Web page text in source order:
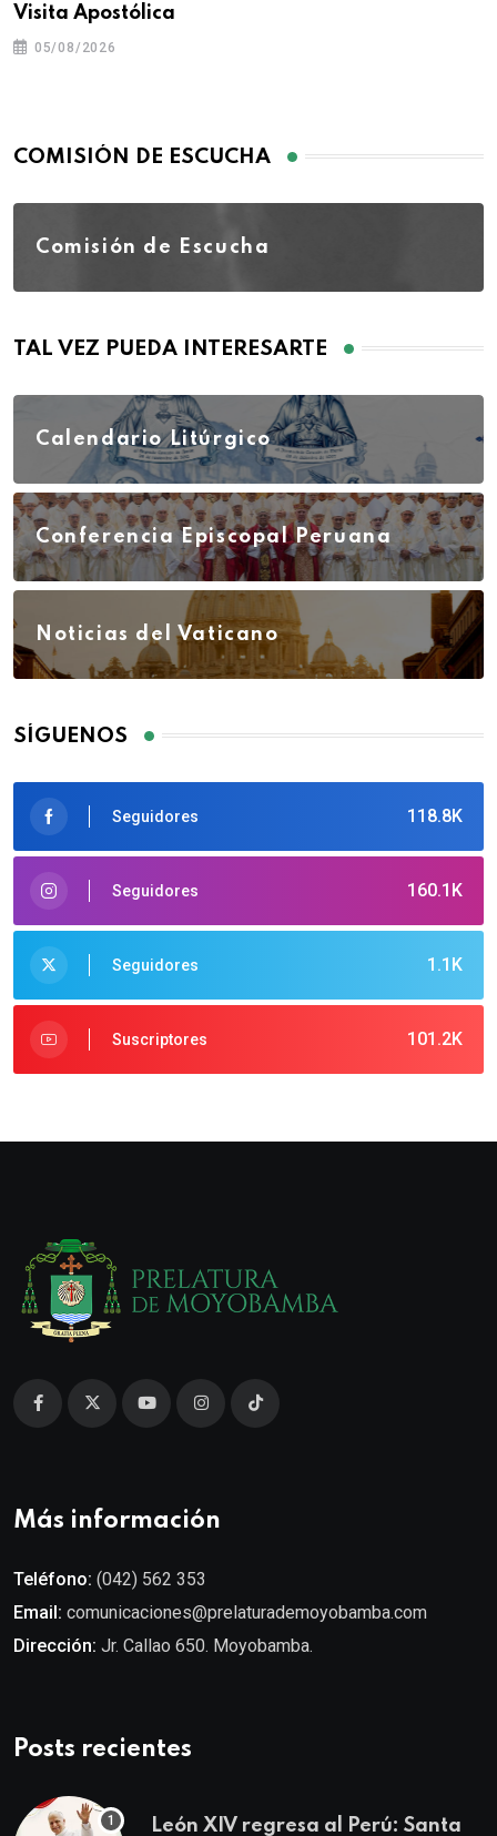
Visita Apostólica
05/08/2026
COMISIÓN DE ESCUCHA
Comisión de Escucha
TAL VEZ PUEDA INTERESARTE
Calendario Litúrgico
Conferencia Episcopal Peruana
Noticias del Vaticano
SÍGUENOS
118.8K
Seguidores
160.1K
Seguidores
1.1K
Seguidores
101.2K
Suscriptores
Más información
Teléfono: (042) 562 353
Email: comunicaciones@prelaturademoyobamba.com
Dirección: Jr. Callao 650. Moyobamba.
Posts recientes
León XIV regresa al Perú: Santa